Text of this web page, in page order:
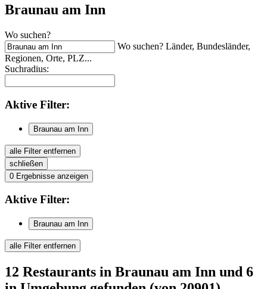
Braunau am Inn
Wo suchen?
Wo suchen? Länder, Bundesländer,
Regionen, Orte, PLZ...
Suchradius:
Aktive Filter:
Braunau am Inn
alle Filter entfernen
schließen
0 Ergebnisse anzeigen
Aktive Filter:
Braunau am Inn
alle Filter entfernen
12 Restaurants in Braunau am Inn und 6